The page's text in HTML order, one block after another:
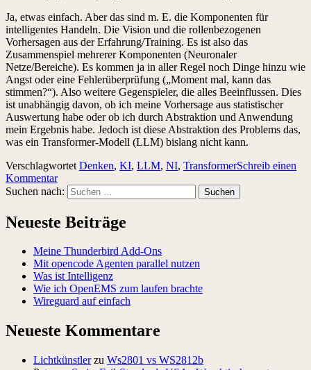
Ja, etwas einfach. Aber das sind m. E. die Komponenten für
intelligentes Handeln. Die Vision und die rollenbezogenen
Vorhersagen aus der Erfahrung/Training. Es ist also das
Zusammenspiel mehrerer Komponenten (Neuronaler
Netze/Bereiche). Es kommen ja in aller Regel noch Dinge hinzu wie
Angst oder eine Fehlerüberprüfung („Moment mal, kann das
stimmen?“). Also weitere Gegenspieler, die alles Beeinflussen. Dies
ist unabhängig davon, ob ich meine Vorhersage aus statistischer
Auswertung habe oder ob ich durch Abstraktion und Anwendung
mein Ergebnis habe. Jedoch ist diese Abstraktion des Problems das,
was ein Transformer-Modell (LLM) bislang nicht kann.
Verschlagwortet Denken, KI, LLM, NI, TransformerSchreib einen
Kommentar
Suchen nach:
Neueste Beiträge
Meine Thunderbird Add-Ons
Mit opencode Agenten parallel nutzen
Was ist Intelligenz
Wie ich OpenEMS zum laufen brachte
Wireguard auf einfach
Neueste Kommentare
Lichtkünstlerzu Ws2801 vs WS2812b